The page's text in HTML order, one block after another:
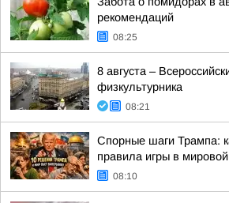
рекомендаций
08:25
8 августа –
физкультурника
08:21
Спорные шаги Трампа:
правила игры в
08:10